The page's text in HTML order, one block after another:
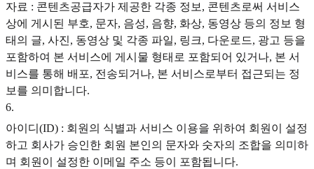
자료 : 콘텐츠공급자가 제공한 각종 정보, 콘텐츠로써 서비스
상에 게시된 부호, 문자, 음성, 음향, 화상, 동영상 등의 정보 형
태의 글, 사진, 동영상 및 각종 파일, 링크, 다운로드, 광고 등을
포함하여 본 서비스에 게시물 형태로 포함되어 있거나, 본 서
비스를 통해 배포, 전송되거나, 본 서비스로부터 접근되는 정
보를 의미합니다.
6.
아이디(ID) : 회원의 식별과 서비스 이용을 위하여 회원이 설정
하고 회사가 승인한 회원 본인의 문자와 숫자의 조합을 의미하
며 회원이 설정한 이메일 주소 등이 포함됩니다.